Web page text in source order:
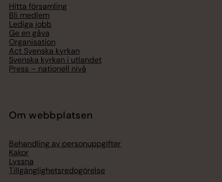
Hitta församling
Bli medlem
Lediga jobb
Ge en gåva
Organisation
Act Svenska kyrkan
Svenska kyrkan i utlandet
Press – nationell nivå
Om webbplatsen
Behandling av personuppgifter
Kakor
Lyssna
Tillgänglighetsredogörelse